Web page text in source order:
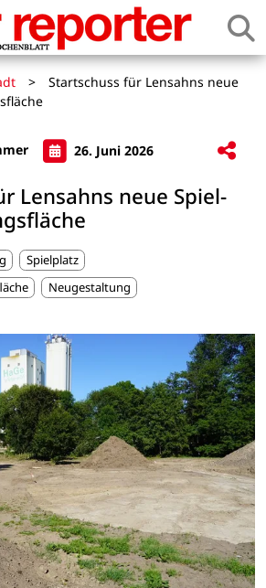
>
Startschuss für Lensahns neue
26. Juni 2026
Lensahns neue Spiel-
Spielplatz
Neugestaltung